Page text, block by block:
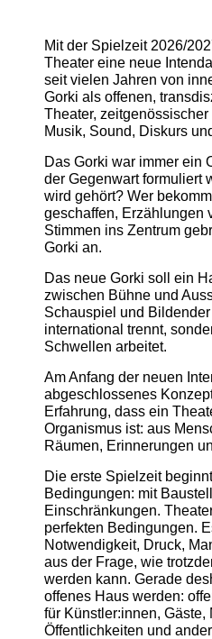
Mit der Spielzeit 2026/
Theater eine neue
seit vielen Jahren von
Gorki als offenen,
Theater,
Musik, Sound, Diskurs
Das Gorki war immer ein
der Gegenwart formuliert
wird gehört? Wer
geschaffen, Erzählungen
Stimmen ins Zentrum
Gorki an.
Das neue Gorki soll ein
zwischen Bühne und
Schauspiel und
international trennt,
Schwellen arbeitet.
Am Anfang der neuen
abgeschlossenes
Erfahrung, dass ein
Organismus ist: aus
Räumen, Erinnerungen
Die erste Spielzeit
Bedingungen: mit
Einschränkungen.
perfekten Bedingungen.
Notwendigkeit, Druck,
aus der Frage, wie
werden kann. Gerade
offenes Haus werden:
für Künstler:innen,
Öffentlichkeiten und